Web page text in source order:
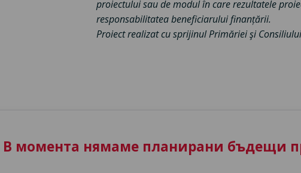
proiectului sau de modul în care rezultatele
responsabilitatea beneficiarului finanțării.
Proiect realizat cu sprijinul Primăriei şi
В момента нямаме планирани бъдещи